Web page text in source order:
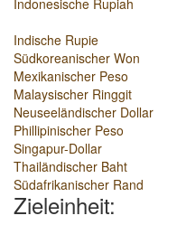
Indonesische Rupiah
Indische Rupie
Südkoreanischer Won
Mexikanischer Peso
Malaysischer Ringgit
Neuseeländischer Dollar
Phillipinischer Peso
Singapur-Dollar
Thailändischer Baht
Südafrikanischer Rand
Zieleinheit: